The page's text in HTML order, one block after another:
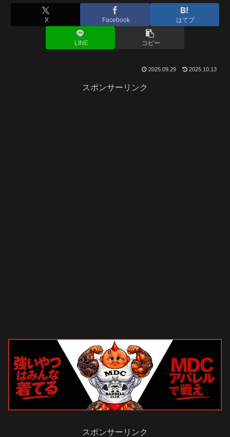
X Facebook はてブ
LINE コピー
2025.09.29 2025.10.13
スポンサーリンク
スポンサーリンク